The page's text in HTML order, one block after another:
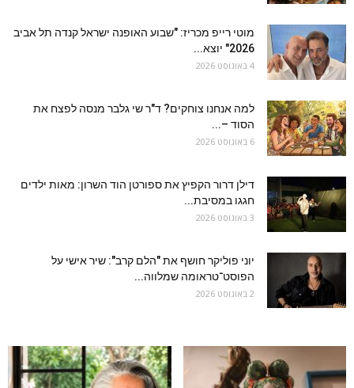
מוטי רייפ מכריז: "שבוע האופנה ישראל קנדה תל אביב
2026" יוצא...
4 באוגוסט 2026
למה אנחנו צוחקים? ד"ר שי גלבר מנסה לפצח את
הסוד –...
6 באוגוסט 2026
דילן דרור הקפיץ את ספורטן הוד השרון: מאות ילדים
חגגו במסיבת...
3 באוגוסט 2026
יוני פוליקר חושף את "הלם קרב": שיר אישי על
הפוסט־טראומה שמלווה...
2 באוגוסט 2026